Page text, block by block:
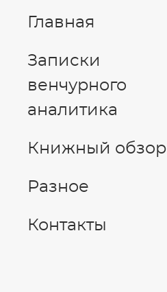
Главная
Записки
венчурного
аналитика
Книжный обзор
Разное
Контакты